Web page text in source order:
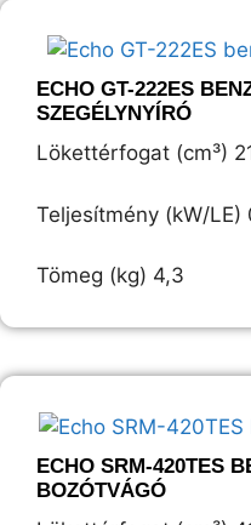
ECHO GT-222ES
SZEGÉLYNYÍRÓ
Lökettérfogat (cm³)
Teljesítmény (kW/LE)
Tömeg (kg) 4,3
ECHO SRM-420TES
BOZÓTVÁGÓ